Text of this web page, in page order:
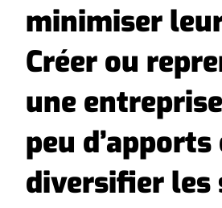
minimiser
Créer ou
une
peu
diversifier les